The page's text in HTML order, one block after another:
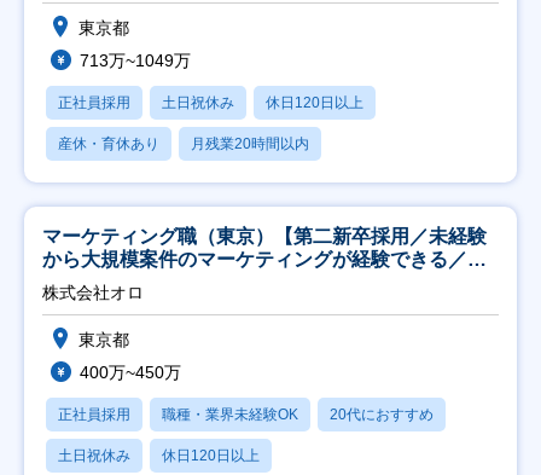
東京都
713万~1049万
正社員採用 土日祝休み 休日120日以上
産休・育休あり 月残業20時間以内
マーケティング職（東京）【第二新卒採用／未経験
から大規模案件のマーケティングが経験できる／研
修充実】
株式会社オロ
東京都
400万~450万
正社員採用 職種・業界未経験OK 20代におすすめ
土日祝休み 休日120日以上